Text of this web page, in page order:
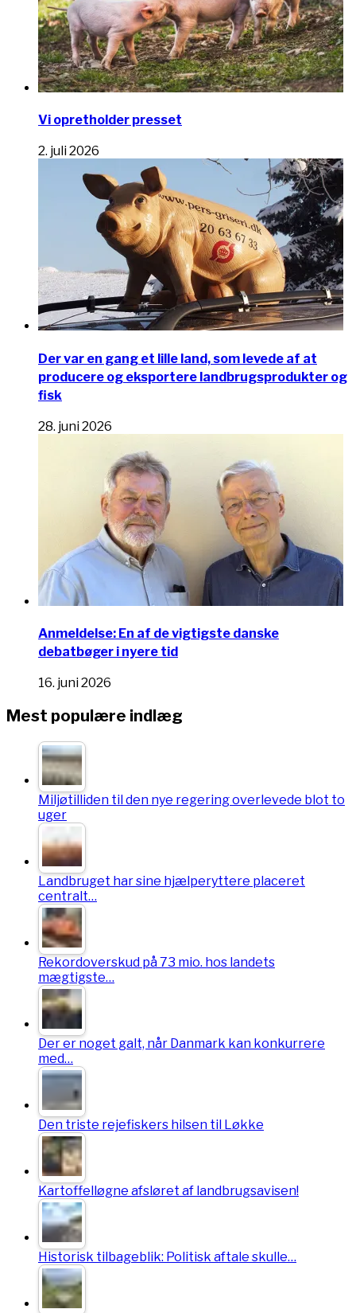
Vi opretholder presset
2. juli 2026
Der var en gang et lille land, som levede af at
producere og eksportere landbrugsprodukter og
fisk
28. juni 2026
Anmeldelse: En af de vigtigste danske
debatbøger i nyere tid
16. juni 2026
Mest populære indlæg
Miljøtilliden til den nye regering overlevede blot to
uger
Landbruget har sine hjælperyttere placeret
centralt…
Rekordoverskud på 73 mio. hos landets
mægtigste…
Der er noget galt, når Danmark kan konkurrere
med…
Den triste rejefiskers hilsen til Løkke
Kartoffelløgne afsløret af landbrugsavisen!
Historisk tilbageblik: Politisk aftale skulle…